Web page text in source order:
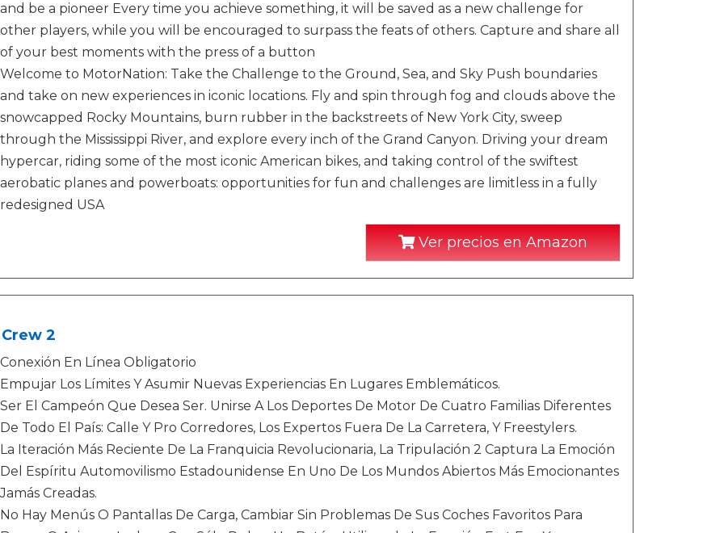
and be a pioneer Every time you achieve something, it will be saved as a new challenge for
other players, while you will be encouraged to surpass the feats of others. Capture and share all
of your best moments with the press of a button
Welcome to MotorNation: Take the Challenge to the Ground, Sea, and Sky Push boundaries
and take on new experiences in iconic locations. Fly and spin through fog and clouds above the
snowcapped Rocky Mountains, burn rubber in the backstreets of New York City, sweep
through the Mississippi River, and explore every inch of the Grand Canyon. Driving your dream
hypercar, riding some of the most iconic American bikes, and taking control of the swiftest
aerobatic planes and powerboats: opportunities for fun and challenges are limitless in a fully
redesigned USA
Ver precios en Amazon
2
Conexión En Línea Obligatorio
Empujar Los Límites Y Asumir Nuevas Experiencias En Lugares Emblemáticos.
Ser El Campeón Que Desea Ser. Unirse A Los Deportes De Motor De Cuatro Familias Diferentes
De Todo El País: Calle Y Pro Corredores, Los Expertos Fuera De La Carretera, Y Freestylers.
La Iteración Más Reciente De La Franquicia Revolucionaria, La Tripulación 2 Captura La Emoción
Del Espíritu Automovilismo Estadounidense En Uno De Los Mundos Abiertos Más Emocionantes
Jamás Creadas.
No Hay Menús O Pantallas De Carga, Cambiar Sin Problemas De Sus Coches Favoritos Para